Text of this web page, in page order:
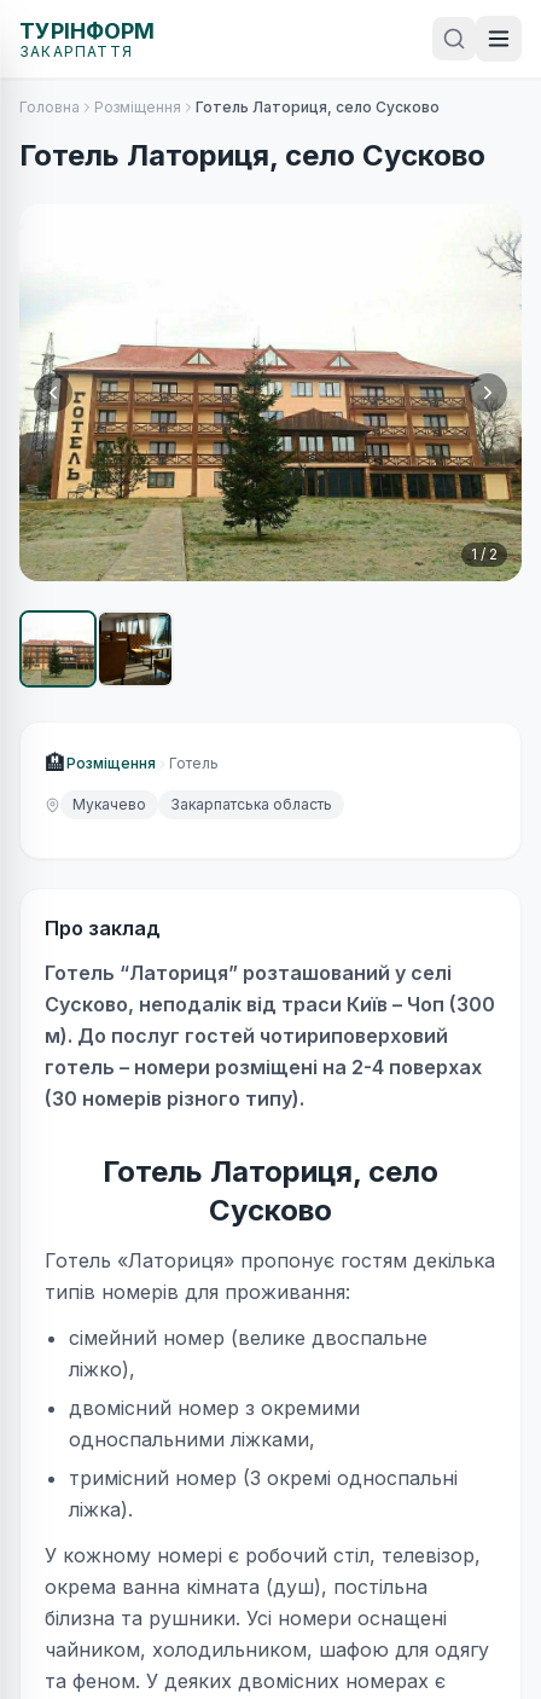
ТУРІНФОРМ
ЗАКАРПАТТЯ
Головна Розміщення Готель Латориця, село Сусково
Готель Латориця, село Сусково
1 / 2
🏨Розміщення Готель
Мукачево Закарпатська область
Про заклад
Готель “Латориця” розташований у селі
Сусково, неподалік від траси Київ – Чоп (300
м). До послуг гостей чотириповерховий
готель – номери розміщені на 2-4 поверхах
(30 номерів різного типу).
Готель Латориця, село
Сусково
Готель «Латориця» пропонує гостям декілька
типів номерів для проживання:
сімейний номер (велике двоспальне
ліжко),
двомісний номер з окремими
односпальними ліжками,
тримісний номер (3 окремі односпальні
ліжка).
У кожному номері є робочий стіл, телевізор,
окрема ванна кімната (душ), постільна
білизна та рушники. Усі номери оснащені
чайником, холодильником, шафою для одягу
та феном. У деяких двомісних номерах є